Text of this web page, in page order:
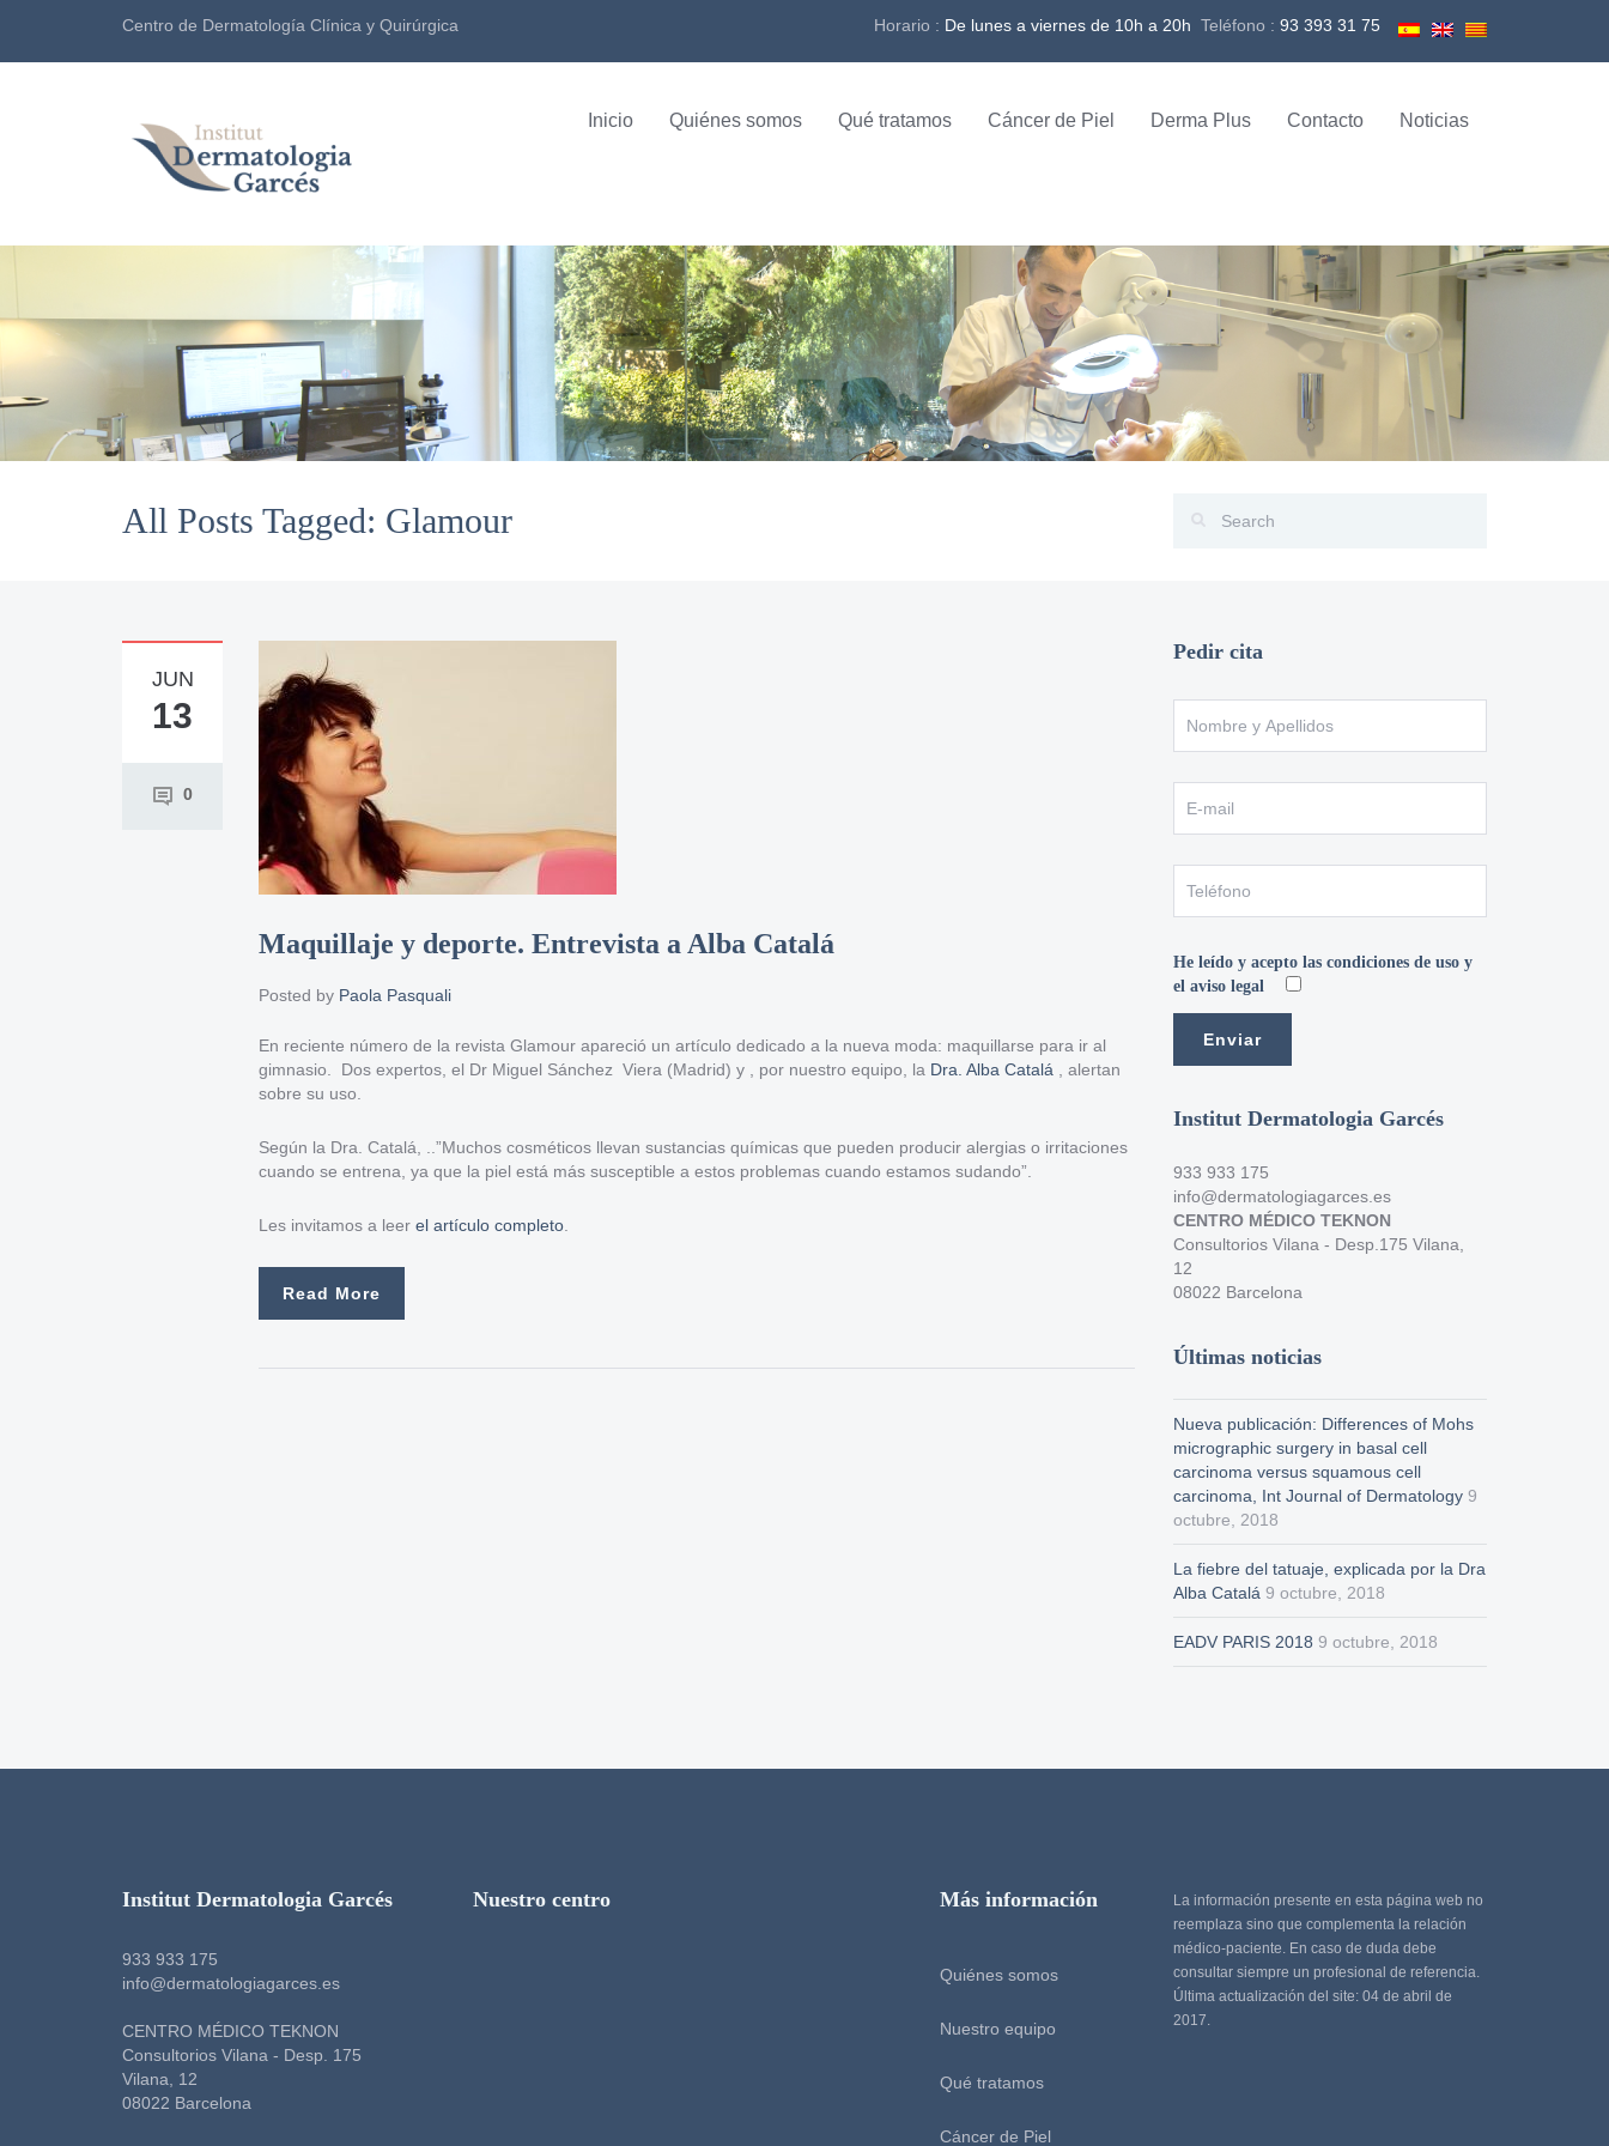
Centro de Dermatología Clínica y Quirúrgica Horario : De lunes a viernes de 10h a 20h Teléfono : 93 393 31 75
Inicio Quiénes somos Qué tratamos Cáncer de Piel Derma Plus Contacto Noticias
All Posts Tagged: Glamour
JUN
13
0
Maquillaje y deporte. Entrevista a Alba Catalá
Posted by Paola Pasquali
En reciente número de la revista Glamour apareció un artículo dedicado a la nueva moda: maquillarse para ir al
gimnasio. Dos expertos, el Dr Miguel Sánchez Viera (Madrid) y , por nuestro equipo, la Dra. Alba Catalá
, alertan
sobre su uso.
Según la Dra. Catalá, ..”Muchos cosméticos llevan sustancias químicas que pueden producir alergias o irritaciones
cuando se entrena, ya que la piel está más susceptible a estos problemas cuando estamos sudando”.
Les invitamos a leer el artículo completo
Read More
Pedir cita
He leído y acepto las condiciones de uso y
el aviso legal
Institut Dermatologia Garcés
933 933 175
info@dermatologiagarces.es
CENTRO MÉDICO TEKNON
Consultorios Vilana - Desp.175 Vilana,
12
08022 Barcelona
Últimas noticias
Nueva publicación: Differences of Mohs
micrographic surgery in basal cell
carcinoma versus squamous cell
carcinoma, Int Journal of Dermatology 9
octubre, 2018
La fiebre del tatuaje, explicada por la Dra
Alba Catalá 9 octubre, 2018
EADV PARIS 2018 9 octubre, 2018
Institut Dermatologia Garcés
933 933 175
info@dermatologiagarces.es
CENTRO MÉDICO TEKNON
Consultorios Vilana - Desp. 175
Vilana, 12
08022 Barcelona
Nuestro centro Más información
Quiénes somos
Nuestro equipo
Qué tratamos
Cáncer de Piel
La información presente en esta página web no
reemplaza sino que complementa la relación
médico-paciente. En caso de duda debe
consultar siempre un profesional de referencia.
Última actualización del site: 04 de abril de
2017.